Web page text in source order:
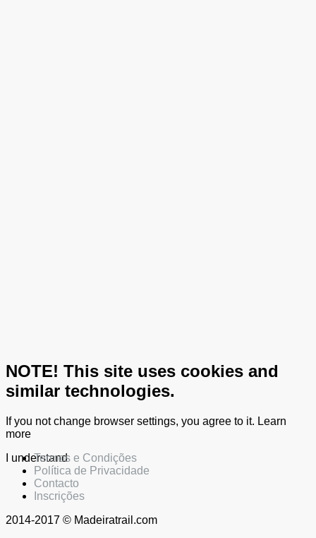
NOTE! This site uses cookies and
similar technologies.
If you not change browser settings, you agree to it. Learn
more
I understand
Termos e Condições
Política de Privacidade
Contacto
Inscrições
2014-2017 © Madeiratrail.com